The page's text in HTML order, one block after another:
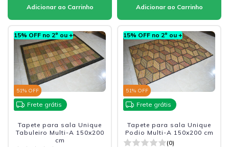
15% OFF no 2º ou +
51% OFF
Frete grátis
Tapete para sala Unique
Tabuleiro Multi-A 150x200
cm
15% OFF no 2º ou +
51% OFF
Frete grátis
Tapete para sala Unique
Podio Multi-A 150x200 cm
(0)